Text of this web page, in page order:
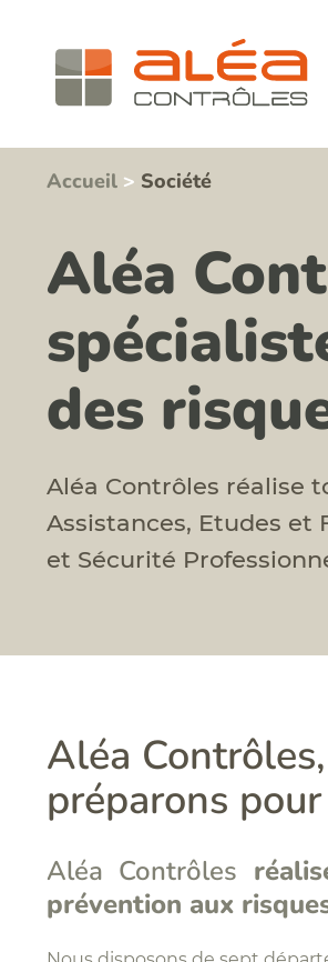
Accueil > Société
Aléa
des
Aléa Contrôles réalise
Assistances, Etudes et
et Sécurité
Aléa
préparons
Aléa Contrôles
prévention aux